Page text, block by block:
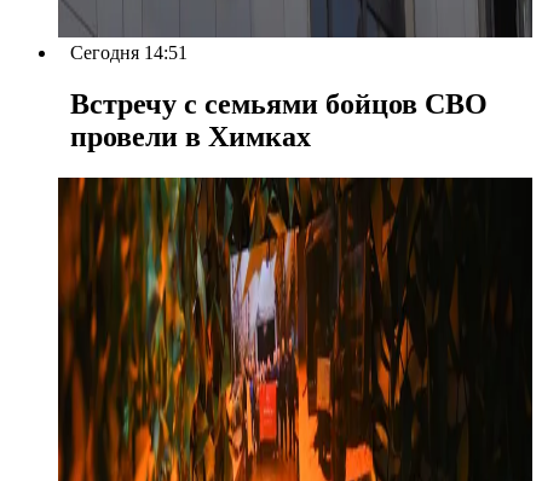
Сегодня 14:51
Встречу с семьями бойцов СВО
провели в Химках